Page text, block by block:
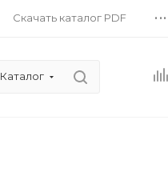
Скачать каталог PDF ...
Каталог